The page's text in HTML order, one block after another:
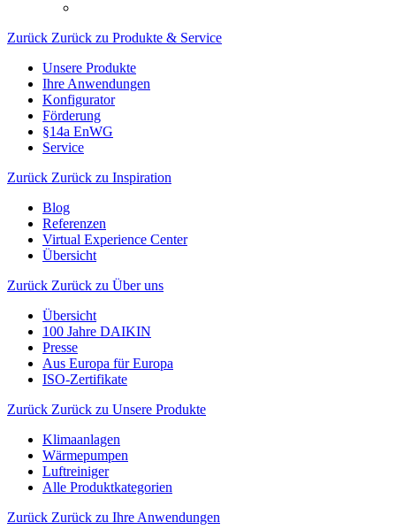
Zurück Zurück zu Produkte & Service
Unsere Produkte
Ihre Anwendungen
Konfigurator
Förderung
§14a EnWG
Service
Zurück Zurück zu Inspiration
Blog
Referenzen
Virtual Experience Center
Übersicht
Zurück Zurück zu Über uns
Übersicht
100 Jahre DAIKIN
Presse
Aus Europa für Europa
ISO-Zertifikate
Zurück Zurück zu Unsere Produkte
Klimaanlagen
Wärmepumpen
Luftreiniger
Alle Produktkategorien
Zurück Zurück zu Ihre Anwendungen